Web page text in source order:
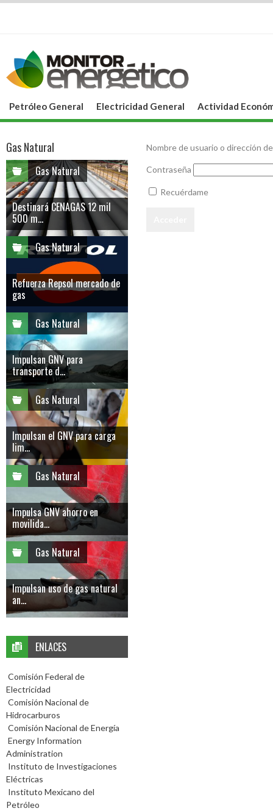
Petróleo General Electricidad General Actividad
Nombre de usuario o dirección
Contraseña
Recuérdame
Gas Natural
Gas Natural
Destinará CENAGAS 12 mil
500 m...
Gas Natural
Refuerza Repsol mercado de
gas
Gas Natural
Impulsan GNV para
transporte d...
Gas Natural
Impulsan el GNV para carga
lim...
Gas Natural
Impulsa GNV ahorro en
movilida...
Gas Natural
Impulsan uso de gas natural
an...
ENLACES
Comisión Federal de
Electricidad
Comisión Nacional de
Hidrocarburos
Comisión Nacional de Energía
Energy Information
Administration
Instituto de Investigaciones
Eléctricas
Instituto Mexicano del
Petróleo